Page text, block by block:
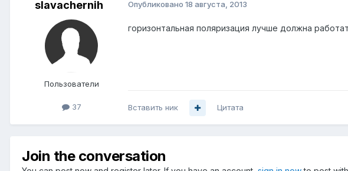
slavachernih
Пользователи
37
Опубликовано 18 августа, 2013
горизонтальная поляризация лучше должна
Вставить ник Цитата
Join the conversation